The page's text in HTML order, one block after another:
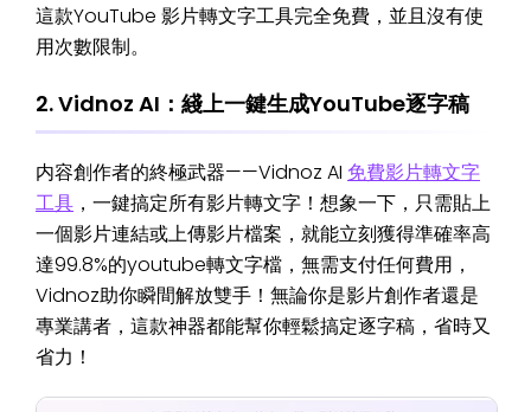
這款YouTube 影片轉文字工具完全免費，並且沒有使
用次數限制。
2. Vidnoz AI：綫上一鍵生成YouTube逐字稿
内容創作者的終極武器——Vidnoz AI 免費影片轉文字
工具 ，一鍵搞定所有影片轉文字！想象一下，只需貼上
一個影片連結或上傳影片檔案，就能立刻獲得準確率高
達99.8%的youtube轉文字檔，無需支付任何費用，
Vidnoz助你瞬間解放雙手！無論你是影片創作者還是
專業講者，這款神器都能幫你輕鬆搞定逐字稿，省時又
省力！